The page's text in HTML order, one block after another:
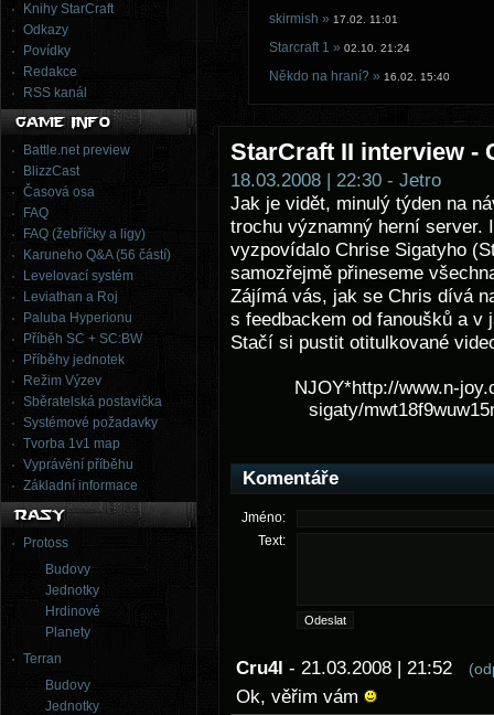
Knihy StarCraft
Odkazy
Povídky
Redakce
RSS kanál
Battle.net preview
BlizzCast
Časová osa
FAQ
FAQ (žebříčky a ligy)
Karuneho Q&A (56 částí)
Levelovací systém
Leviathan a Roj
Paluba Hyperionu
Příběh SC + SC:BW
Příběhy jednotek
Režim Výzev
Sběratelská postavička
Systémové požadavky
Tvorba 1v1 map
Vyprávění příběhu
Základní informace
Protoss
Budovy
Jednotky
Hrdinové
Planety
Terran
Budovy
Jednotky
skirmish » 17.02. 11:01
Starcraft 1 » 02.10. 21:24
Někdo na hraní? » 16.02. 15:40
StarCraft II interview -
18.03.2008 | 22:30 - Jetro
Jak je vidět, minulý týden na
trochu významný herní server.
vyzpovídalo Chrise Sigatyho
samozřejmě přineseme
Zájímá vás, jak se Chris dívá
s feedbackem od fanoušků a
Stačí si pustit otitulkované
NJOY*http://www.n-
sigaty/
Komentáře
Jméno:
Text:
Cru4l - 21.03.2008 | 21:52
Ok, věřim vám